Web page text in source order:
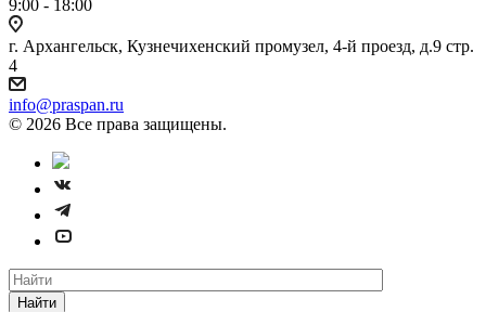
9:00 - 18:00
г. Архангельск, Кузнечихенский промузел, 4-й проезд, д.9 стр.
4
info@praspan.ru
© 2026 Все права защищены.
Найти